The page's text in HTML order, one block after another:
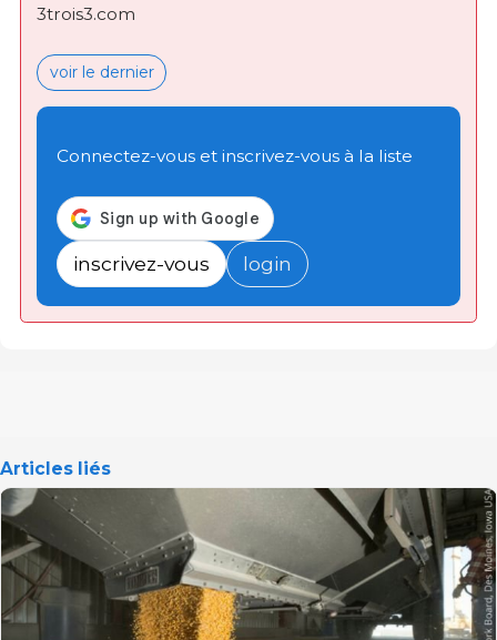
3trois3.com
voir le dernier
Connectez-vous et inscrivez-vous à la liste
inscrivez-vous login
Articles liés